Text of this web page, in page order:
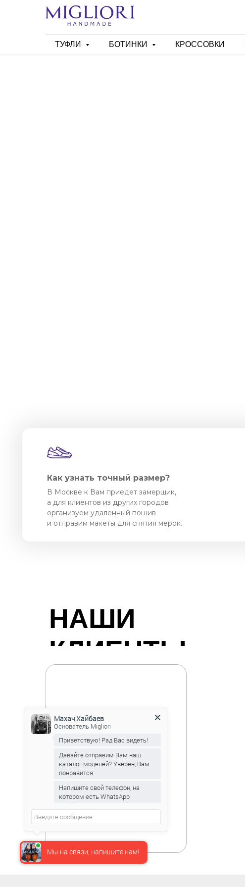
ТУФЛИ БОТИНКИ КРОССОВКИ
В Москве к Вам приедет замерщик,
а для клиентов из других городов
организуем удаленный пошив
и отправим макеты для снятия мерок.
Как узнать точный размер?
НАШИ
КЛИЕНТЫ
Мы на связи, напишите нам!
Махач Хайбаев
Основатель Migliori
Приветствую! Рад Вас видеть!
Давайте отправим Вам наш
каталог моделей? Уверен, Вам
понравится
Напишите свой телефон, на
котором есть WhatsApp